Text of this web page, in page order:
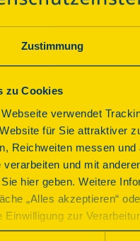
Zustimmung
zu Cookies
verwendet
für Sie attraktiver
Reichweiten messen
verarbeiten und mit
hier geben. Weitere
„Alles akzeptieren“
Einwilligung zur
nicht
&
- 17:00 Uhr
GmbH